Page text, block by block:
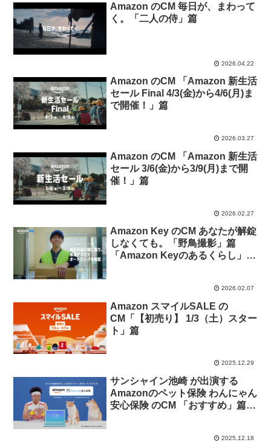
Amazon のCM 毎日が、まわって
く。「二人の侍」篇
2026.04.22
Amazon のCM 「Amazon 新生活
セール Final 4/3(金)から4/6(月)ま
で開催！」篇
2026.03.27
Amazon のCM 「Amazon 新生活
セール 3/6(金)から3/9(月)まで開
催！」篇
2026.02.27
Amazon Key のCM あなたが解錠
しなくても。「野鳥撮影」篇
「Amazon Keyのあるくらし」篇
2026.02.07
Amazon スマイルSALE の
CM「【初売り】 1/3（土）スター
ト」篇
2025.12.29
サンシャイン池崎 が出演する
Amazonのペット保険 わんにゃん
安心保険 のCM 「おすすめ」篇
2025.12.18